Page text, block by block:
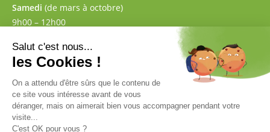
Samedi (de mars à octobre)
9h00 – 12h00
02 43 57 00 87